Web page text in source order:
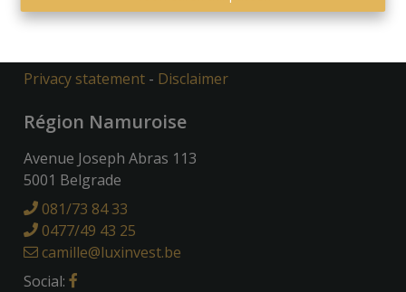
Luxemburgstraat 16 B te 1000 Brussel.
Onderworpen aan dedeontologische code van het
Privacy statement - Disclaimer
Région Namuroise
Avenue Joseph Abras 113
5001 Belgrade
081/73 84 33
0477/49 43 25
camille@luxinvest.be
Social: